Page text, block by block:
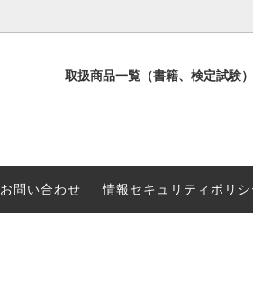
取扱商品一覧（書籍、検定試験）
お問い合わせ 情報セキュリティポリシ